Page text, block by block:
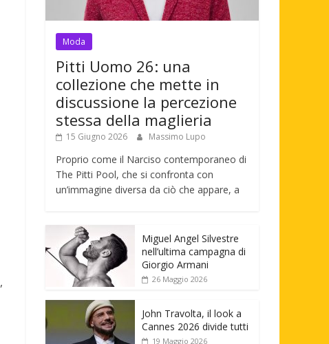
,
Moda
Pitti Uomo 26: una
collezione che mette in
discussione la percezione
stessa della maglieria
15 Giugno 2026 Massimo Lupo
Proprio come il Narciso contemporaneo di
The Pitti Pool, che si confronta con
un’immagine diversa da ciò che appare, a
Miguel Angel Silvestre
nell’ultima campagna di
Giorgio Armani
26 Maggio 2026
John Travolta, il look a
Cannes 2026 divide tutti
19 Maggio 2026